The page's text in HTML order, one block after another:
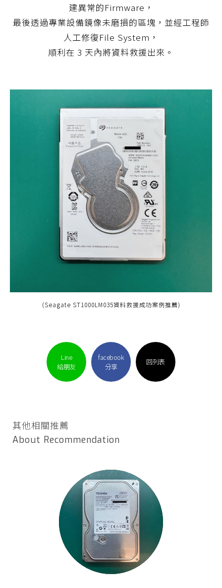
建異常的Firmware，
最後透過專業設備鏡像未磨損的區塊，並經工程師
人工修復File System，
順利在 3 天內將資料救援出來。
(Seagate ST1000LM035資料救援成功案例推薦)
Line
給朋友
facebook
分享
回列表
其他相關推薦
About Recommendation